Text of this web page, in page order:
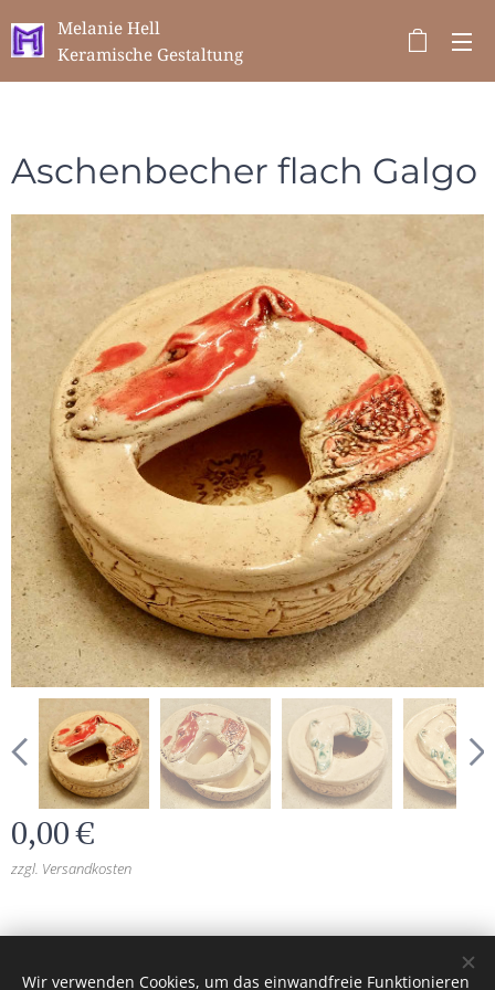
Melanie Hell
Keramische Gestaltung
Aschenbecher flach Galgo
0,00€
zzgl. Versandkosten
burgkeramik.at © 2026 Alle Rechte vorbehalten
Wir verwenden Cookies, um das einwandfreie Funktionieren